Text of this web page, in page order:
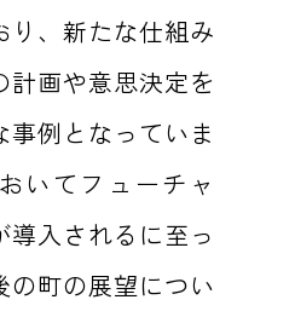
り、新たな仕組み
計画や意思決定を
事例となっていま
いてフューチャ
導入されるに至っ
の町の展望につい